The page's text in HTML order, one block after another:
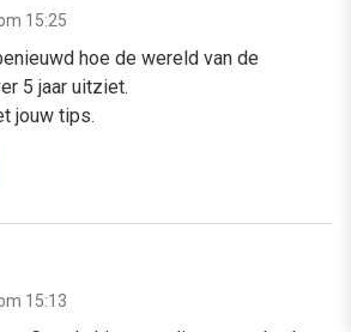
15:25
hoe de wereld van de
5 jaar uitziet.
jouw tips.
15:13